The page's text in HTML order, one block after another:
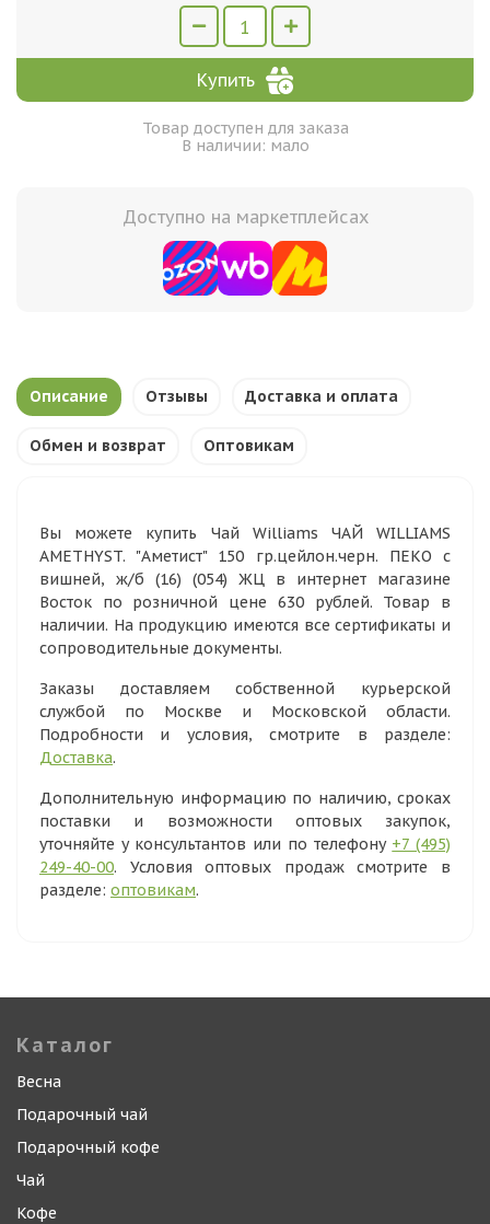
Купить
Товар доступен для заказа
В наличии: мало
Доступно на маркетплейсах
Описание Отзывы Доставка и оплата
Обмен и возврат Оптовикам
Вы можете купить Чай Williams ЧАЙ WILLIAMS
AMETHYST. "Аметист" 150 гр.цейлон.черн. ПЕКО с
вишней, ж/б (16) (054) ЖЦ в интернет магазине
Восток по розничной цене 630 рублей. Товар в
наличии. На продукцию имеются все сертификаты и
сопроводительные документы.
Заказы доставляем собственной курьерской
службой по Москве и Московской области.
Подробности и условия, смотрите в разделе:
Доставка.
Дополнительную информацию по наличию, сроках
поставки и возможности оптовых закупок,
уточняйте у консультантов или по телефону +7 (495)
249-40-00. Условия оптовых продаж смотрите в
разделе: оптовикам.
Каталог
Весна
Подарочный чай
Подарочный кофе
Чай
Кофе